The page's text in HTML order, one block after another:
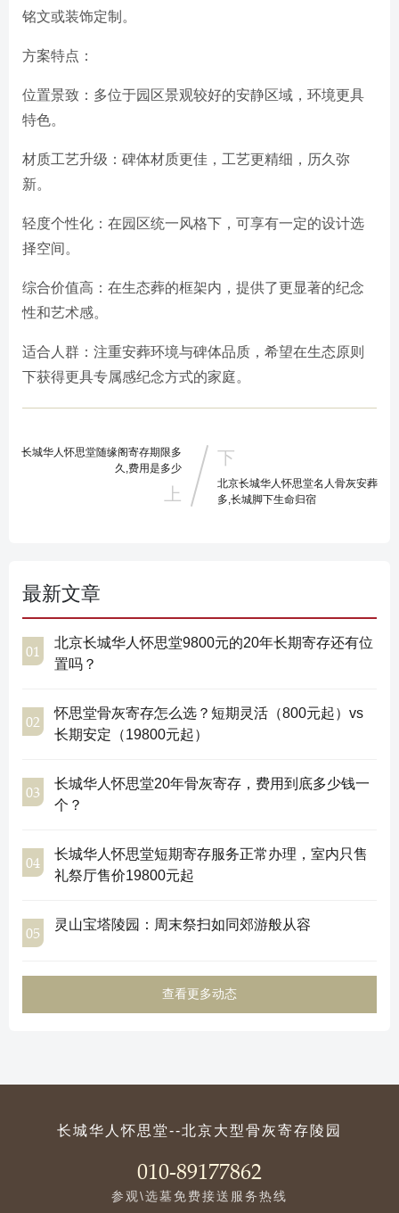
铭文或装饰定制。
方案特点：
位置景致：多位于园区景观较好的安静区域，环境更具
特色。
材质工艺升级：碑体材质更佳，工艺更精细，历久弥
新。
轻度个性化：在园区统一风格下，可享有一定的设计选
择空间。
综合价值高：在生态葬的框架内，提供了更显著的纪念
性和艺术感。
适合人群：注重安葬环境与碑体品质，希望在生态原则
下获得更具专属感纪念方式的家庭。
长城华人怀思堂随缘阁寄存期限多
久,费用是多少
北京长城华人怀思堂名人骨灰安葬
多,长城脚下生命归宿
最新文章
01
北京长城华人怀思堂9800元的20年长期寄存还有位
置吗？
02
怀思堂骨灰寄存怎么选？短期灵活（800元起）vs
长期安定（19800元起）
03
长城华人怀思堂20年骨灰寄存，费用到底多少钱一
个？
04
长城华人怀思堂短期寄存服务正常办理，室内只售
礼祭厅售价19800元起
05 灵山宝塔陵园：周末祭扫如同郊游般从容
查看更多动态
长城华人怀思堂--北京大型骨灰寄存陵园
010-89177862
参观\选墓免费接送服务热线